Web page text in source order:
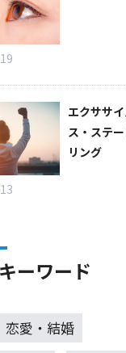
エクササ
ス・ステ
リング
ーワード
恋愛・結婚